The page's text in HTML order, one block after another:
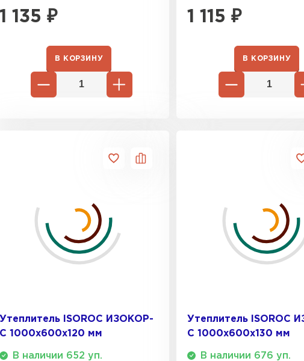
1 135 ₽
В КОРЗИНУ
1 115 ₽
В КОРЗИНУ
Утеплитель ISOROC ИЗОКОР-
С 1000х600х120 мм
В наличии 652 уп.
Утеплитель ISOROC
С 1000х600х130 мм
В наличии 676 уп.